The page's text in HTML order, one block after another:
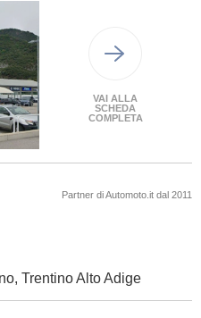
VAI ALLA
SCHEDA
COMPLETA
Partner di Automoto.it dal 2011
Trentino Alto Adige